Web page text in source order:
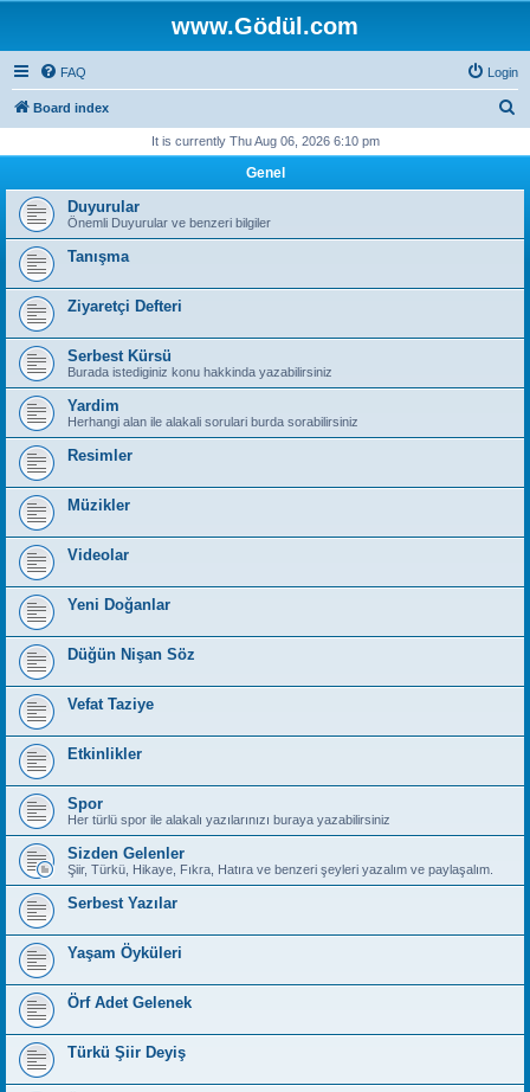
www.Gödül.com
FAQ Login
Board index
r
It is currently Thu Aug 06, 2026 6:10 pm
Genel
Duyurular
Önemli Duyurular ve benzeri bilgiler
Tanışma
Ziyaretçi Defteri
Serbest Kürsü
Burada istediginiz konu hakkinda yazabilirsiniz
Yardim
Herhangi alan ile alakali sorulari burda sorabilirsiniz
Resimler
Müzikler
Videolar
Yeni Doğanlar
Düğün Nişan Söz
Vefat Taziye
Etkinlikler
Spor
Her türlü spor ile alakalı yazılarınızı buraya yazabilirsiniz
Sizden Gelenler
Şiir, Türkü, Hikaye, Fıkra, Hatıra ve benzeri şeyleri yazalım ve paylaşalım.
Serbest Yazılar
Yaşam Öyküleri
Örf Adet Gelenek
Türkü Şiir Deyiş